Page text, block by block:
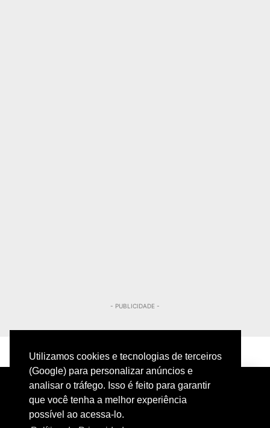
Utilizamos cookies e tecnologias de terceiros
(Google) para personalizar anúncios e
analisar o tráfego. Isso é feito para garantir
que você tenha a melhor experiência
possível ao acessa-lo.
- PUBLICIDADE -